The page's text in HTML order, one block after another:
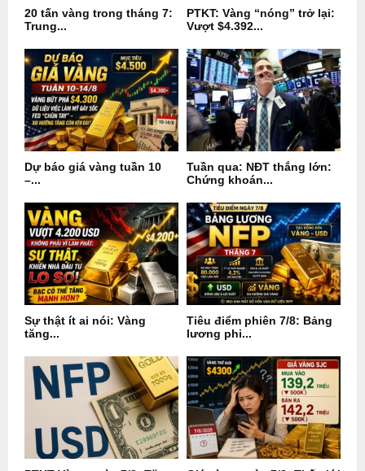
20 tấn vàng trong tháng 7:
Trung...
PTKT: Vàng “nóng” trở lại:
Vượt $4.392...
Dự báo giá vàng tuần 10
–...
Tuần qua: NĐT thắng lớn:
Chứng khoán...
Sự thật ít ai nói: Vàng
tăng...
Tiêu điểm phiên 7/8: Bảng
lương phi...